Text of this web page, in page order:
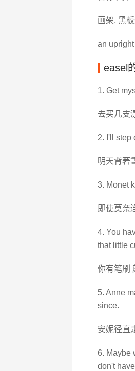
画架, 黑
an
easel
1. Get
去买几支
2. I'll step
明天背著
3. Monet
即使莫奈
4. You
that little
你有笔刷
5. Anne
since.
安妮径直
6. Maybe
don't